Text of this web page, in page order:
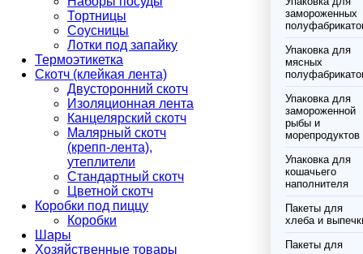
Тортницы
Соусницы
Лотки под запайку
Термоэтикетка
Скотч (клейкая лента)
Двусторонний скотч
Изоляционная лента
Канцелярский скотч
Малярный скотч
(крепп-лента),
утеплители
Стандартный скотч
Цветной скотч
Коробки под пиццу
Коробки
Шары
Хозяйственные товары
замороженных
Упаковка для
мясных
Упаковка для
замороженной
рыбы и
морепродуктов
Упаковка для
кошачьего
наполнителя
Пакеты для
хлеба и
Пакеты для